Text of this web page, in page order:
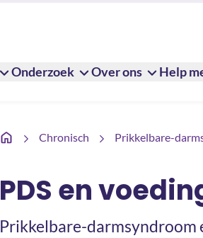
Onderzoek Over ons Help
Chronisch Prikkelbare-
PDS en voeding
PDS en
Prikkelbare-darmsyndroom